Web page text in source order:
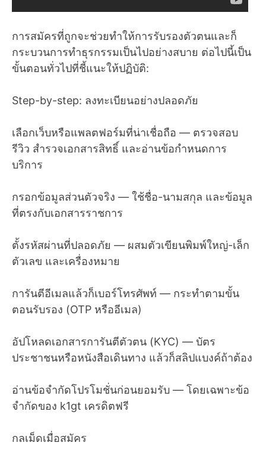
การสมัครที่ถูกจะช่วยทำให้การรับรองตัวตนและก็
กระบวนการทำธุรกรรมเป็นไปอย่างสบาย ต่อไปนี้เป็น
ขั้นตอนทั่วไปที่ชี้แนะให้ปฏิบัติ:
Step-by-step: ลงทะเบียนอย่างปลอดภัย
เลือกเว็บหรือแพลตฟอร์มที่น่าเชื่อถือ — ตรวจสอบ
รีวิว สำรวจเอกสารสิทธิ์ และอ่านข้อกำหนดการ
บริการ
กรอกข้อมูลส่วนตัวจริง — ใช้ชื่อ-นามสกุล และข้อมูล
ที่ตรงกับเอกสารราชการ
ตั้งรหัสผ่านที่ปลอดภัย — ผสมตัวเขียนพิมพ์ใหญ่-เล็ก
ตัวเลข และเครื่องหมาย
การันตีอีเมลแล้วก็เบอร์โทรศัพท์ — กระทำตามขั้น
ตอนรับรอง (OTP หรืออีเมล)
อัปโหลดเอกสารการันตีตัวตน (KYC) — บัตร
ประชาชนหรือหนังสือเดินทาง แล้วก็สลิปแบงค์ถ้าต้อง
อ่านข้อจำกัดโปรโมชั่นก่อนยอมรับ — โดยเฉพาะข้อ
จำกัดของ k1gt เครดิตฟรี
กลเม็ดเมื่อสมัคร